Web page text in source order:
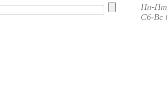
Пн-Пт
Сб-Вс